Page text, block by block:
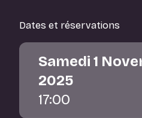
Dates et réservations
Samedi 1
2025
17:00